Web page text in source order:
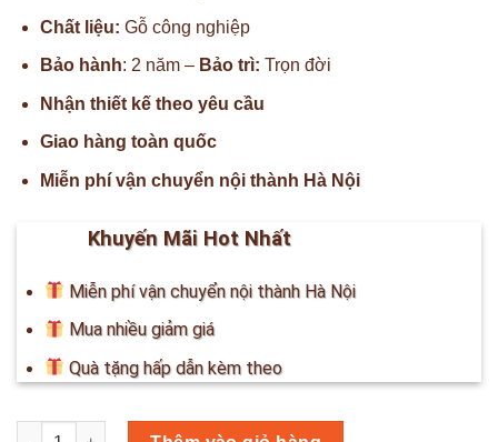
Chất liệu: Gỗ công nghiệp
Bảo hành: 2 năm – Bảo trì: Trọn đời
Nhận thiết kế theo yêu cầu
Giao hàng toàn quốc
Miễn phí vận chuyển nội thành Hà Nội
Khuyến Mãi Hot Nhất
Miễn phí vận chuyển nội thành Hà Nội
Mua nhiều giảm giá
Quà tặng hấp dẫn kèm theo
Số lượng